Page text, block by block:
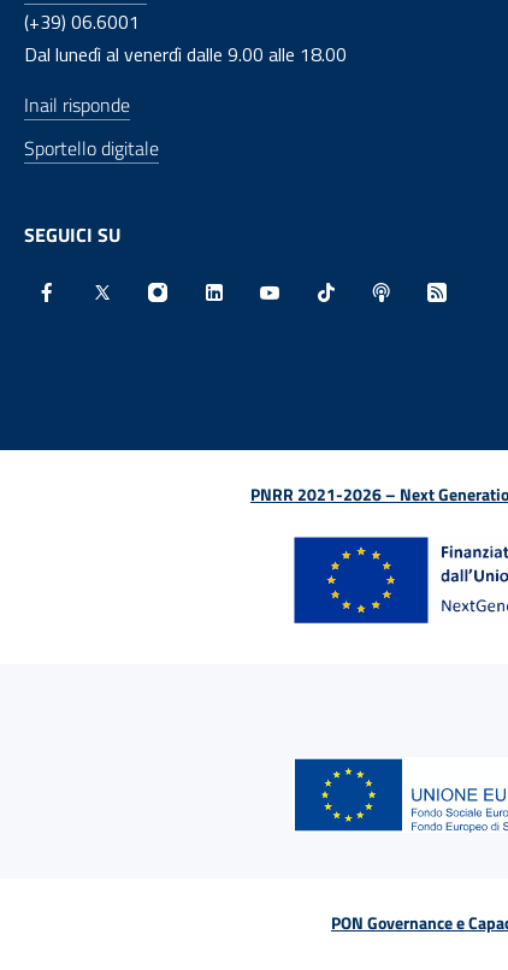
(+39) 06.6001
Dal lunedì al venerdì dalle 9.00 alle 18.00
Inail risponde
Sportello digitale
SEGUICI SU
PNRR 2021-2026 – Next
PON Governance e